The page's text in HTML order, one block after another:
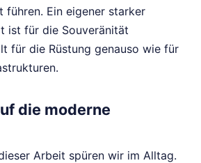
Ein eigener starker
ist für die Souveränität
für die Rüstung genauso wie für
die moderne
Arbeit spüren wir im Alltag.